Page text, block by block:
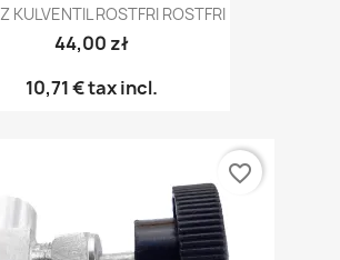
KULVENTIL ROSTFRI ROSTFRI
44,00 zł
10,71 €tax incl.
favorite_border